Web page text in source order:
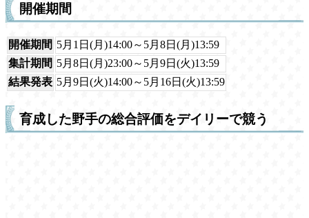
開催期間
開催期間 5月1日(月)14:00～5月8日(月)13:59
集計期間 5月8日(月)23:00～5月9日(火)13:59
結果発表 5月9日(火)14:00～5月16日(火)13:59
育成した野手の総合評価をデイリーで競う